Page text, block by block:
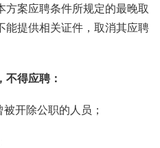
方案应聘条件所规定的最晚取
能提供相关证件，取消其应聘
不得应聘：
开除公职的人员；